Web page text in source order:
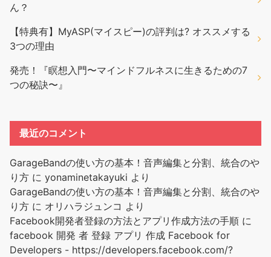
ん？
【特典有】MyASP(マイスピー)の評判は? オススメする
3つの理由
発売！『瞑想入門〜マインドフルネスに生きるための7
つの秘訣〜』
最近のコメント
GarageBandの使い方の基本！音声編集と分割、統合のや
り方 に yonaminetakayuki より
GarageBandの使い方の基本！音声編集と分割、統合のや
り方 に オリハラジュンコ より
Facebook開発者登録の方法とアプリ作成方法の手順 に
facebook 開発 者 登録 アプリ 作成 Facebook for
Developers - https://developers.facebook.com/?